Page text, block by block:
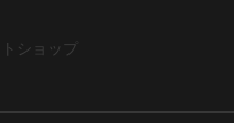
ショップ